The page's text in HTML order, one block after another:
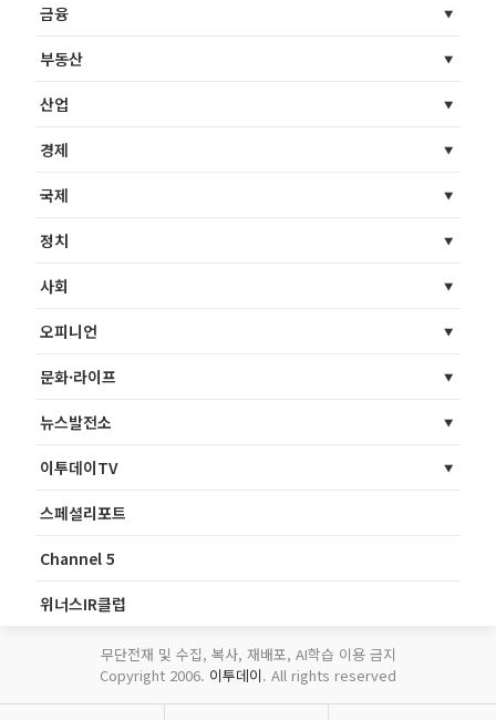
금융
부동산
산업
경제
국제
정치
사회
오피니언
문화·라이프
뉴스발전소
이투데이TV
스페셜리포트
Channel 5
위너스IR클럽
무단전재 및 수집, 복사, 재배포, AI학습 이용 금지
Copyright 2006. 이투데이. All rights reserved